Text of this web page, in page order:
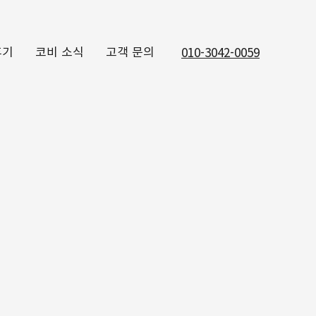
코비 소식 고객 문의 010-3042-0059